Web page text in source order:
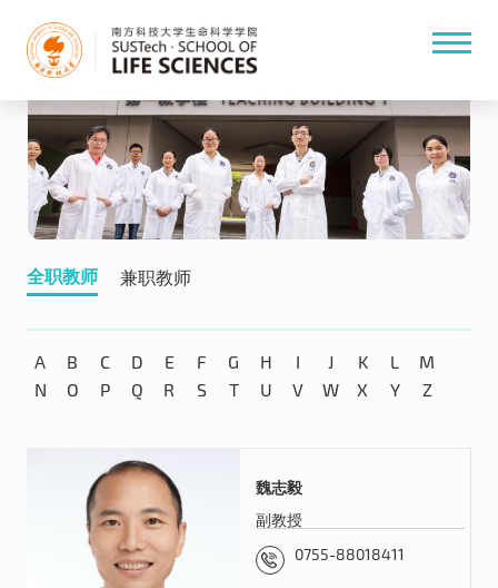
全职教师 兼职教师
A B C D E F G H I J K L
M
N
O P Q R S T U V W X Y Z
魏志毅
副教授
0755-88018411